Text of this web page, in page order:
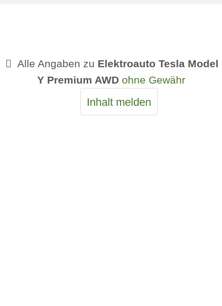
Alle Angaben zu Elektroauto Tesla Model
Y Premium AWD ohne Gewähr
Inhalt melden